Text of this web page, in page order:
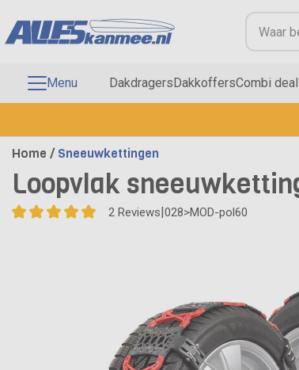
Menu DakdragersDakkoffersCombi
Home / Sneeuwkettingen
Loopvlak
2 Reviews 028>MOD-pol60